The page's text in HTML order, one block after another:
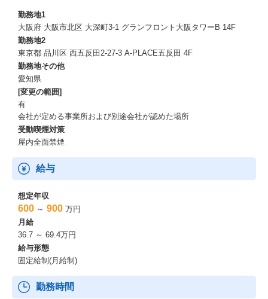
勤務地1
大阪府 大阪市北区 大深町3-1 グランフロント大阪タワーB 14F
勤務地2
東京都 品川区 西五反田2-27-3 A-PLACE五反田 4F
勤務地その他
愛知県
[変更の範囲]
有
会社が定める事業所および別途会社が認めた場所
受動喫煙対策
屋内全面禁煙
給与
想定年収
600 ～ 900 万円
月給
36.7 ～ 69.4万円
給与形態
固定給制(月給制)
勤務時間